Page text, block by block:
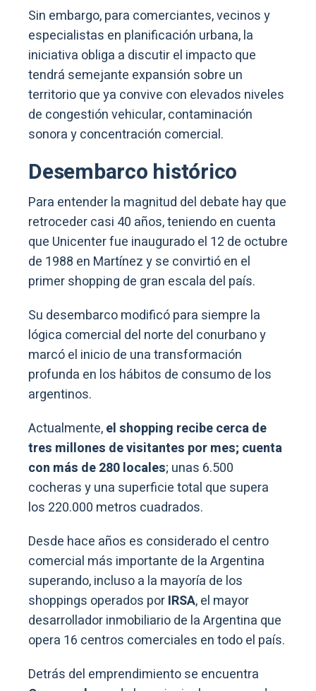
Sin embargo, para comerciantes, vecinos y
especialistas en planificación urbana, la
iniciativa obliga a discutir el impacto que
tendrá semejante expansión sobre un
territorio que ya convive con elevados niveles
de congestión vehicular, contaminación
sonora y concentración comercial.
Desembarco histórico
Para entender la magnitud del debate hay que
retroceder casi 40 años, teniendo en cuenta
que Unicenter fue inaugurado el 12 de octubre
de 1988 en Martínez y se convirtió en el
primer shopping de gran escala del país.
Su desembarco modificó para siempre la
lógica comercial del norte del conurbano y
marcó el inicio de una transformación
profunda en los hábitos de consumo de los
argentinos.
Actualmente,el shopping recibe cerca de
tres millones de visitantes por mes; cuenta
con más de 280 locales; unas 6.500
cocheras y una superficie total que supera
los 220.000 metros cuadrados.
Desde hace años es considerado el centro
comercial más importante de la Argentina
superando, incluso a la mayoría de los
shoppings operados porIRSA, el mayor
desarrollador inmobiliario de la Argentina que
opera 16 centros comerciales en todo el país.
Detrás del emprendimiento se encuentra